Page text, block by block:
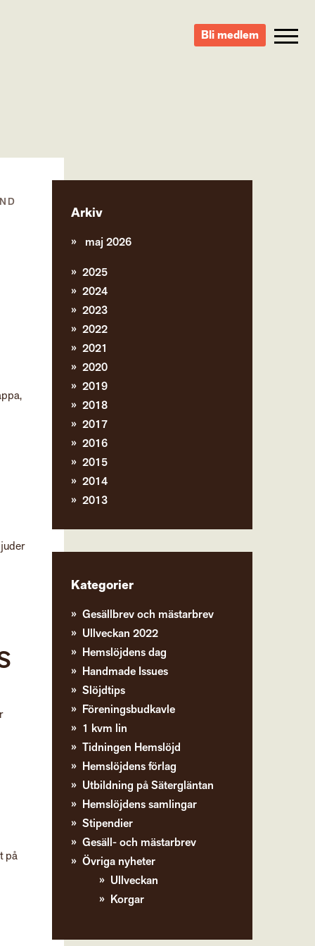
Bli medlem
på
Arkiv
maj 2026
2025
2024
2023
2022
2021
2020
2019
2018
2017
2016
2015
2014
2013
Kategorier
Gesällbrev och mästarbrev
Ullveckan 2022
Hemslöjdens dag
Handmade Issues
Slöjdtips
Föreningsbudkavle
1 kvm lin
Tidningen Hemslöjd
Hemslöjdens förlag
Utbildning på Sätergläntan
Hemslöjdens samlingar
Stipendier
Gesäll- och mästarbrev
Övriga nyheter
Ullveckan
Korgar